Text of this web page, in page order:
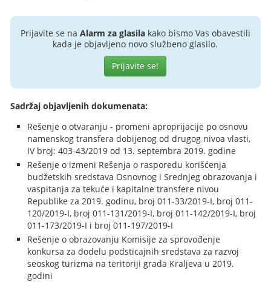
Prijavite se na Alarm za glasilakako bismo Vas obavestili
kada je objavljeno novo službeno glasilo.
Prijavite se!
Sadržaj objavljenih dokumenata:
Rešenje o otvaranju - promeni aproprijacije po osnovu
namenskog transfera dobijenog od drugog nivoa vlasti,
IV broj: 403-43/2019 od 13. septembra 2019. godine
Rešenje o izmeni Rešenja o rasporedu korišćenja
budžetskih sredstava Osnovnog i Srednjeg obrazovanja i
vaspitanja za tekuće i kapitalne transfere nivou
Republike za 2019. godinu, broj 011-33/2019-I, broj 011-
120/2019-I, broj 011-131/2019-I, broj 011-142/2019-I, broj
011-173/2019-I i broj 011-197/2019-I
Rešenje o obrazovanju Komisije za sprovođenje
konkursa za dodelu podsticajnih sredstava za razvoj
seoskog turizma na teritoriji grada Kraljeva u 2019.
godini